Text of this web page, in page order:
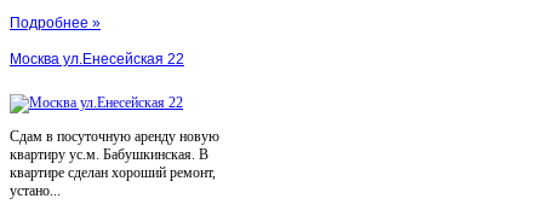
Подробнее »
Москва ул.Енесейская 22
Сдам в посуточную аренду новую
квартиру ус.м. Бабушкинская. В
квартире сделан хороший ремонт,
устано...